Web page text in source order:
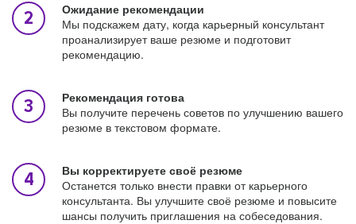
Ожидание рекомендации
Мы подскажем дату, когда карьерный консультант
проанализирует ваше резюме и подготовит
рекомендацию.
Рекомендация готова
Вы получите перечень советов по улучшению вашего
резюме в текстовом формате.
Вы корректируете своё резюме
Останется только внести правки от карьерного
консультанта. Вы улучшите своё резюме и повысите
шансы получить приглашения на собеседования.